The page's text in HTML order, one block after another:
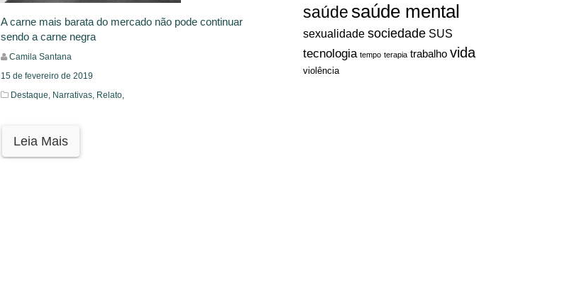
saúdesaúde mental
sexualidade sociedade SUS
tecnologia tempo terapia trabalho vida
violência
A carne mais barata do mercado não pode continuar
sendo a carne negra
Camila Santana
15 de fevereiro de 2019
Destaque, Narrativas, Relato,
Leia Mais